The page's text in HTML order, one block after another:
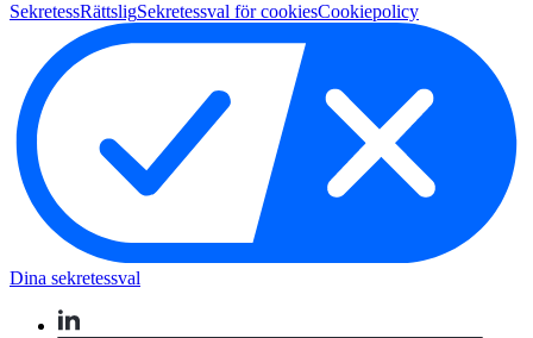
SekretessRättsligSekretessval för cookiesCookiepolicy
Dina sekretessval